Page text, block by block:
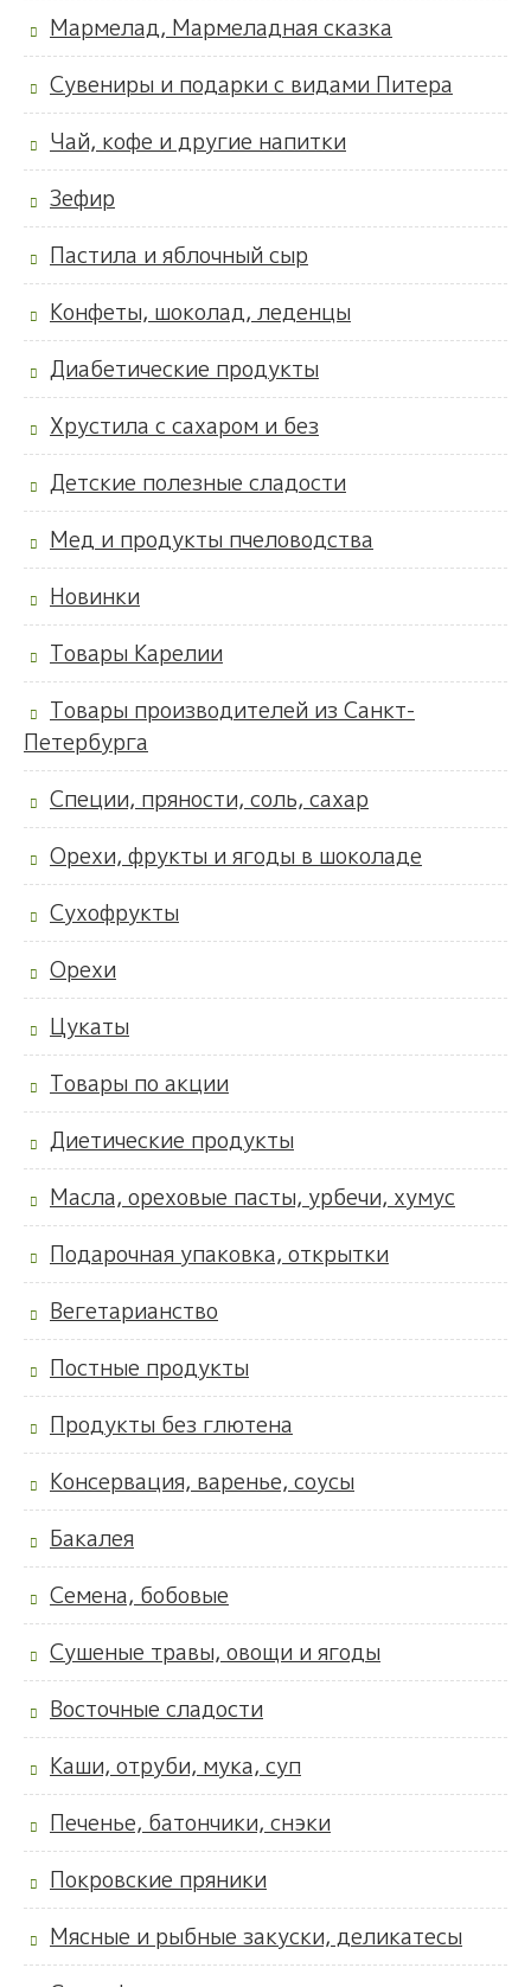
Мармелад, Мармеладная сказка
Сувениры и подарки с видами Питера
Чай, кофе и другие напитки
Зефир
Пастила и яблочный сыр
Конфеты, шоколад, леденцы
Диабетические продукты
Хрустила с сахаром и без
Детские полезные сладости
Мед и продукты пчеловодства
Новинки
Товары Карелии
Товары производителей из Санкт-
Петербурга
Специи, пряности, соль, сахар
Орехи, фрукты и ягоды в шоколаде
Сухофрукты
Орехи
Цукаты
Товары по акции
Диетические продукты
Масла, ореховые пасты, урбечи, хумус
Подарочная упаковка, открытки
Вегетарианство
Постные продукты
Продукты без глютена
Консервация, варенье, соусы
Бакалея
Семена, бобовые
Сушеные травы, овощи и ягоды
Восточные сладости
Каши, отруби, мука, суп
Печенье, батончики, снэки
Покровские пряники
Мясные и рыбные закуски, деликатесы